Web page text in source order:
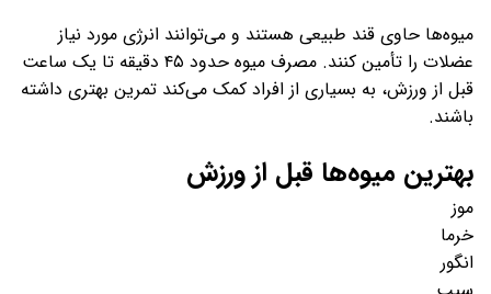
میوه‌ها حاوی قند طبیعی هستند و می‌توانند انرژی مورد نیاز
عضلات را تأمین کنند. مصرف میوه حدود ۴۵ دقیقه تا یک ساعت
قبل از ورزش، به بسیاری از افراد کمک می‌کند تمرین بهتری داشته
باشند.
بهترین میوه‌ها قبل از ورزش
موز
خرما
انگور